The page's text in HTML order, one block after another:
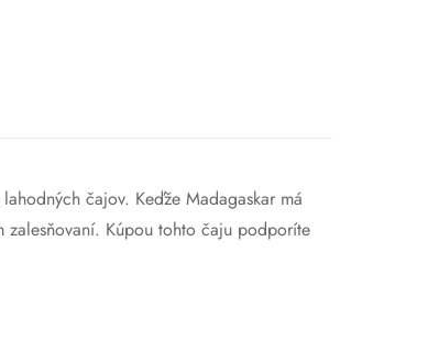
čajov. Keďže Madagaskar má
zalesňovaní. Kúpou tohto čaju podporíte